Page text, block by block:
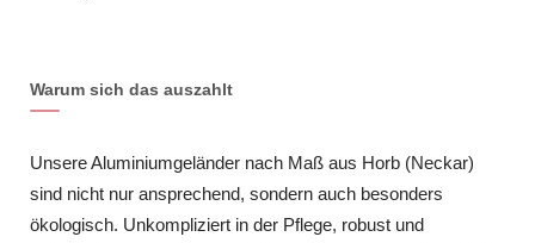
Warum sich das auszahlt
Unsere Aluminiumgeländer nach Maß aus Horb (Neckar)
sind nicht nur ansprechend, sondern auch besonders
ökologisch. Unkompliziert in der Pflege, robust und